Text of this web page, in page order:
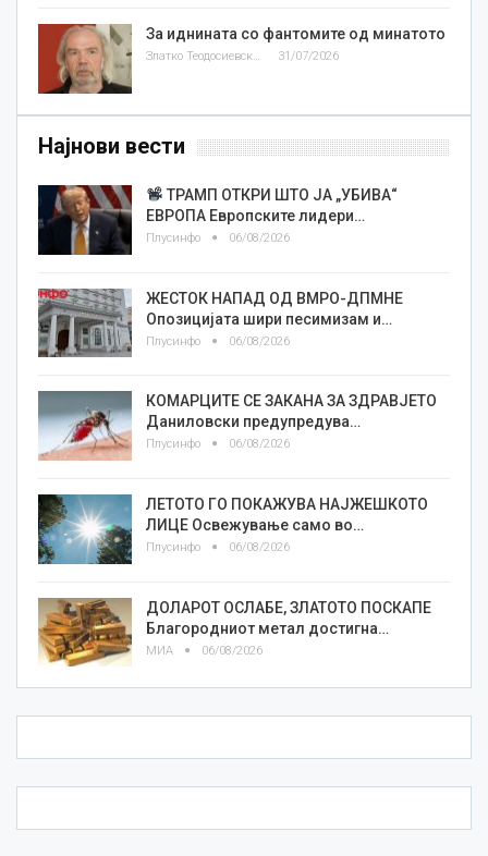
За иднината со фантомите од минатото
Златко Теодосиевски 31/07/2026
Најнови вести
ТРАМП ОТКРИ ШТО ЈА „УБИВА“
ЕВРОПА Европските лидери…
Плусинфо 06/08/2026
ЖЕСТОК НАПАД ОД ВМРО-ДПМНЕ
Опозицијата шири песимизам и…
Плусинфо 06/08/2026
КОМАРЦИТЕ СЕ ЗАКАНА ЗА ЗДРАВЈЕТО
Даниловски предупредува…
Плусинфо 06/08/2026
ЛЕТОТО ГО ПОКАЖУВА НАЈЖЕШКОТО
ЛИЦE Освежување само во…
Плусинфо 06/08/2026
ДОЛАРОТ ОСЛАБЕ, ЗЛАТОТО ПОСКАПЕ
Благородниот метал достигна…
МИА 06/08/2026